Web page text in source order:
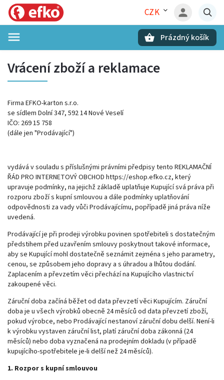
CZK
Prázdný košík
Vrácení zboží a reklamace
Firma EFKO-karton s.r.o.
se sídlem Dolní 347, 592 14 Nové Veselí
IČO: 269 15 758
(dále jen "Prodávající")
vydává v souladu s příslušnými právními předpisy tento REKLAMAČNÍ
ŘÁD PRO INTERNETOVÝ OBCHOD https://eshop.efko.cz, který
upravuje podmínky, na jejichž základě uplatňuje Kupující svá práva při
rozporu zboží s kupní smlouvou a dále podmínky uplatňování
odpovědnosti za vady vůči Prodávajícímu, popřípadě jiná práva níže
uvedená.
Prodávající je při prodeji výrobku povinen spotřebiteli s dostatečným
předstihem před uzavřením smlouvy poskytnout takové informace,
aby se Kupující mohl dostatečně seznámit zejména s jeho parametry,
cenou, se způsobem jeho dopravy a s úhradou a lhůtou dodání.
Zaplacením a převzetím věci přechází na Kupujícího vlastnictví
zakoupené věci.
Záruční doba začíná běžet od data převzetí věci Kupujícím. Záruční
doba je u všech výrobků obecně 24 měsíců od data převzetí zboží,
pokud výrobce, nebo Prodávající nestanoví záruční dobu delší. Není-li
k výrobku vystaven záruční list, platí záruční doba zákonná (24
měsíců) nebo doba vyznačená na prodejním dokladu (v případě
kupujícího-spotřebitele je-li delší než 24 měsíců).
1. Rozpor s kupní smlouvou